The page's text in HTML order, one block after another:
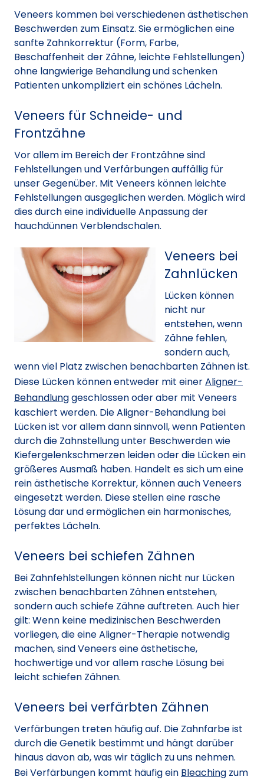
Veneers kommen bei verschiedenen ästhetischen
Beschwerden zum Einsatz. Sie ermöglichen eine
sanfte Zahnkorrektur (Form, Farbe,
Beschaffenheit der Zähne, leichte Fehlstellungen)
ohne langwierige Behandlung und schenken
Patienten unkompliziert ein schönes Lächeln.
Veneers für Schneide- und
Frontzähne
Vor allem im Bereich der Frontzähne sind
Fehlstellungen und Verfärbungen auffällig für
unser Gegenüber. Mit Veneers können leichte
Fehlstellungen ausgeglichen werden. Möglich wird
dies durch eine individuelle Anpassung der
hauchdünnen Verblendschalen.
Veneers bei
Zahnlücken
Lücken können
nicht nur
entstehen, wenn
Zähne fehlen,
sondern auch,
wenn viel Platz zwischen benachbarten Zähnen ist.
Diese Lücken können entweder mit einerAligner-
Behandlunggeschlossen oder aber mit Veneers
kaschiert werden. Die Aligner-Behandlung bei
Lücken ist vor allem dann sinnvoll, wenn Patienten
durch die Zahnstellung unter Beschwerden wie
Kiefergelenkschmerzen leiden oder die Lücken ein
größeres Ausmaß haben. Handelt es sich um eine
rein ästhetische Korrektur, können auch Veneers
eingesetzt werden. Diese stellen eine rasche
Lösung dar und ermöglichen ein harmonisches,
perfektes Lächeln.
Veneers bei schiefen Zähnen
Bei Zahnfehlstellungen können nicht nur Lücken
zwischen benachbarten Zähnen entstehen,
sondern auch schiefe Zähne auftreten. Auch hier
gilt: Wenn keine medizinischen Beschwerden
vorliegen, die eine Aligner-Therapie notwendig
machen, sind Veneers eine ästhetische,
hochwertige und vor allem rasche Lösung bei
leicht schiefen Zähnen.
Veneers bei verfärbten Zähnen
Verfärbungen treten häufig auf. Die Zahnfarbe ist
durch die Genetik bestimmt und hängt darüber
hinaus davon ab, was wir täglich zu uns nehmen.
Bei Verfärbungen kommt häufig ein Bleaching zum